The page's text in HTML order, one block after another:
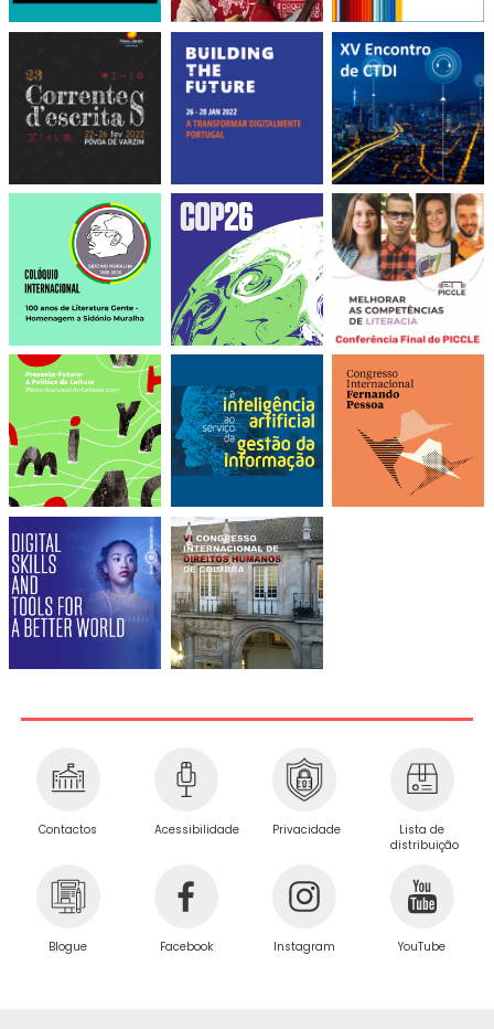
Contactos Acessibilidade Privacidade
Lista de
distribuição
Blogue Facebook Instagram YouTube